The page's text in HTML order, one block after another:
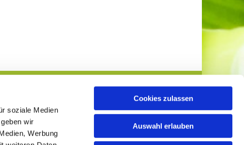
soziale Medien
wir
Werbung
Cookies zulassen
Auswahl erlauben